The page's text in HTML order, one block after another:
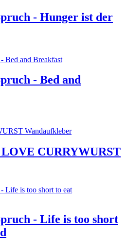
- Hunger ist der
- Bed and
CURRYWURST
- Life is too short